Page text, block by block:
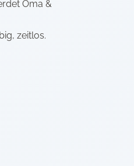
Oma &
zeitlos.